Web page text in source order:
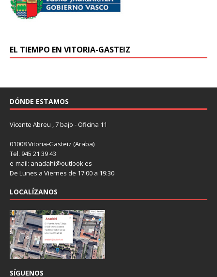
EL TIEMPO EN VITORIA-GASTEIZ
DÓNDE ESTAMOS
Vicente Abreu , 7 bajo - Oficina 11
01008 Vitoria-Gasteiz (Araba)
Tel. 945 21 39 43
e-mail: anadahi@outlook.es
De Lunes a Viernes de 17:00 a 19:30
LOCALÍZANOS
SÍGUENOS